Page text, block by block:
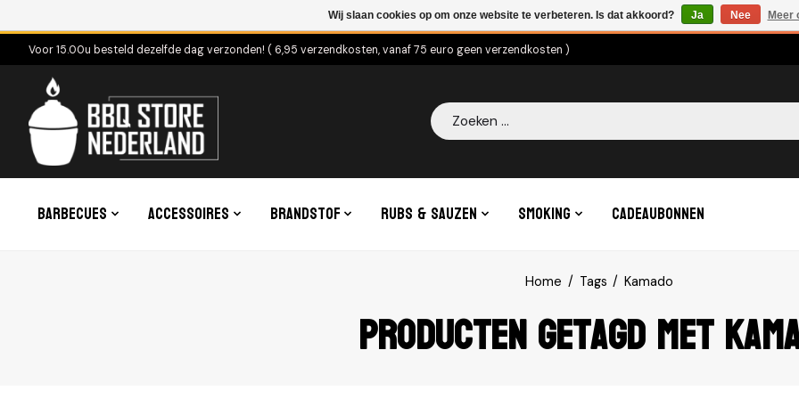
Voor 15.00u besteld dezelfde dag verzonden! ( 6,95 verzendkosten, vanaf 75 euro geen verzendkosten )
Zoeken
Barbecues Accessoires Brandstof Rubs & Sauzen Smoking Cadeaubonnen
Home / Tags / Kamado
Producten getagd met
Wij slaan cookies op om onze website te verbeteren. Is dat akkoord? Ja Nee Meer